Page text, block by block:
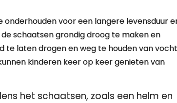
voor een langere levensduur
schaatsen grondig droog te maken en
te laten drogen en weg te houden van vocht
kinderen keer op keer genieten van
het schaatsen, zoals een helm en